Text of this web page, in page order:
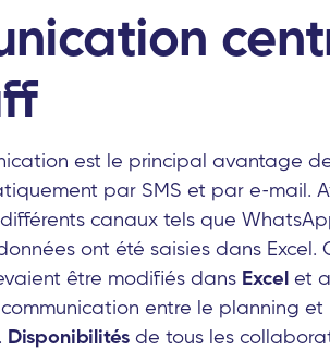
est le principal avantage
par SMS et par e-mail.
canaux tels que
ont été saisies dans
être modifiés dans Excel et
entre le planning
Disponibilités de tous les